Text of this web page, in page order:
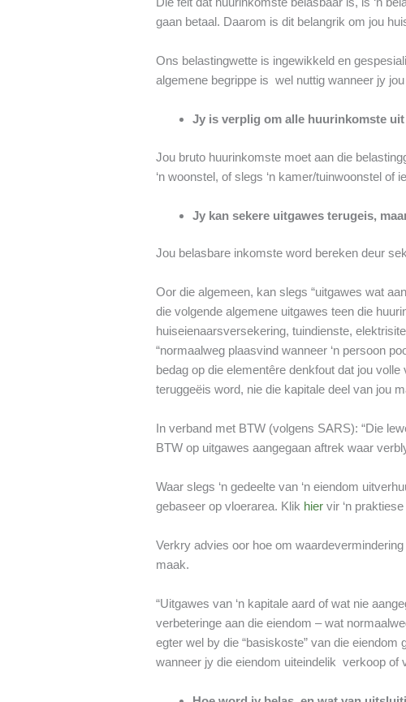
gaan betaal. Daarom is dit belangrik om jou
Ons belastingwette is ingewikkeld en
algemene begrippe is wel nuttig wanneer jy
Jy is verplig om alle huurinkomste
Jou bruto huurinkomste moet aan die
‘n woonstel, of slegs ‘n kamer/tuinwoonstel
Jy kan sekere uitgawes terugeis,
Jou belasbare inkomste word bereken deur
Oor die algemeen, kan slegs “uitgawes wat
die volgende algemene uitgawes teen die
huiseienaarsversekering, tuindienste,
“normaalweg plaasvind wanneer ‘n persoon
bedag op die elementêre denkfout dat jou
teruggeëis word, nie die kapitale deel van jou
In verband met BTW (volgens SARS): “Die
BTW op uitgawes aangegaan aftrek waar
Waar slegs ‘n gedeelte van ‘n eiendom
gebaseer op vloerarea. Klik hier vir ‘n
Verkry advies oor hoe om
maak.
“Uitgawes van ‘n kapitale aard of wat nie
verbeteringe aan die eiendom – wat
egter wel by die “basiskoste” van die
wanneer jy die eiendom uiteindelik verkoop of